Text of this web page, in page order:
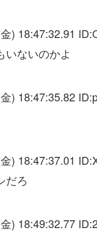
) 18:47:32.91 ID:
いないのかよ
) 18:47:35.82 ID:
) 18:47:37.01 ID:
だろ
) 18:49:32.77 ID: